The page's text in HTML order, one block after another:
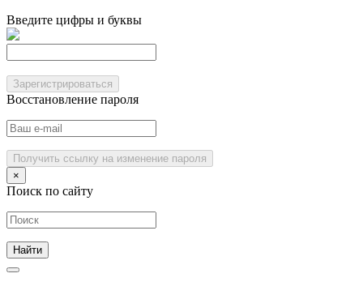
Введите цифры и буквы
Зарегистрироваться
Восстановление пароля
Получить ссылку на изменение пароля
×
Поиск по сайту